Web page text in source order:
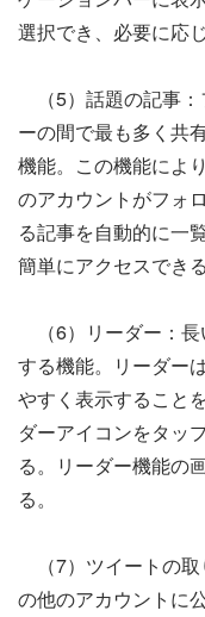
選択でき、必要に応
（5）話題の記事：
ーの間で最も多く共
機能。この機能によ
のアカウントがフォ
る記事を自動的に一
簡単にアクセスできる
（6）リーダー：長
する機能。リーダー
やすく表示すること
ダーアイコンをタッ
る。リーダー機能の
る。
（7）ツイートの取
の他のアカウントに